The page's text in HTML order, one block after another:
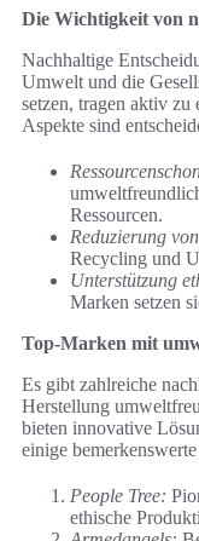
Die Wichtigkeit von
Nachhaltige
Umwelt und die
setzen, tragen aktiv zu
Aspekte sind
Ressourcen.
Reduzierung
Recycling und
Unterstützung
Marken setzen
Top-Marken mit
Es gibt zahlreiche
Herstellung
bieten innovative
einige
People Tree:
ethische